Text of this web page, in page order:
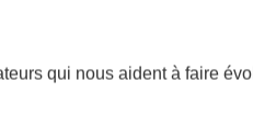
qui nous aident à faire